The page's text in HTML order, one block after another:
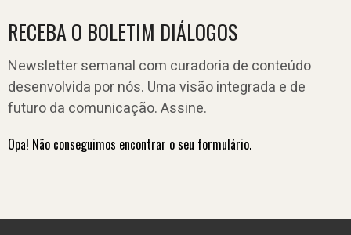
RECEBA O BOLETIM DIÁLOGOS
Newsletter semanal com curadoria de conteúdo
desenvolvida por nós. Uma visão integrada e de
futuro da comunicação. Assine.
Opa! Não conseguimos encontrar o seu formulário.